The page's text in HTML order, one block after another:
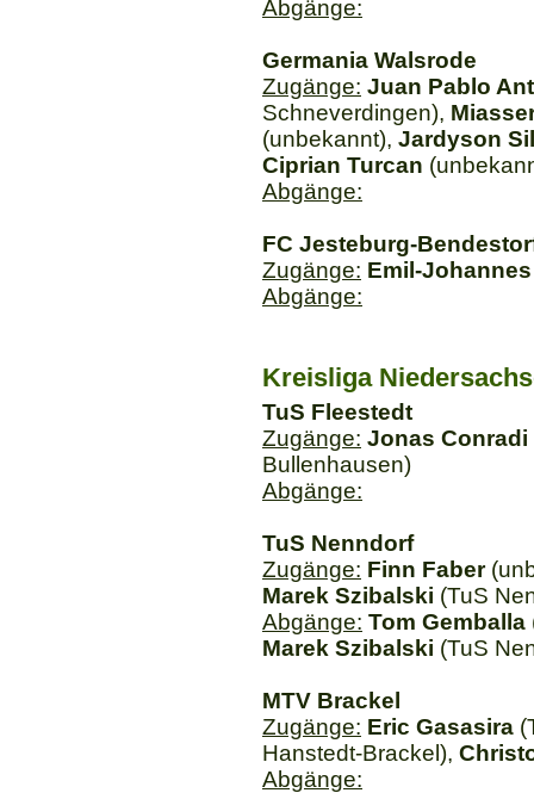
Abgänge:
Germania Walsrode
Zugänge: Juan Pablo
Schneverdingen),
(unbekannt), Jardyson
Ciprian Turcan
Abgänge:
FC Jesteburg-
Zugänge: Emil-
Abgänge:
Kreisliga
TuS Fleestedt
Zugänge: Jonas Conradi
Bullenhausen)
Abgänge:
TuS Nenndorf
Zugänge: Finn Faber
Marek Szibalski (TuS
Abgänge: Tom Gemballa
Marek Szibalski (TuS
MTV Brackel
Zugänge: Eric Gasasira
Hanstedt-Brackel),
Abgänge: